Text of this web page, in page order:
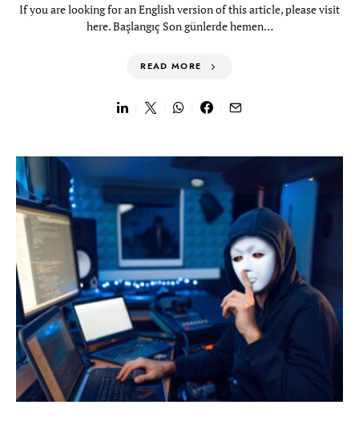
If you are looking for an English version of this article, please visit
here. Başlangıç Son günlerde hemen…
READ MORE